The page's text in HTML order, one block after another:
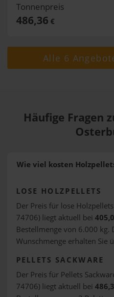
Tonnenpreis
486,36 €
Alle 6
Häufige Fragen
Wie viel kosten
LOSE HOLZPELLETS
Der Preis für lose
74706) liegt aktuell bei
Bestellmenge von 6.000 kg.
Wunschmenge erhalten Sie
PELLETS SACKWARE
Der Preis für Pellets
74706) liegt aktuell bei